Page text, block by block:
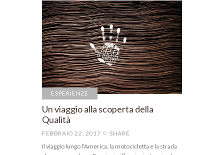
ESPERIENZE
Un viaggio alla scoperta della
Qualità
FEBBRAIO 22, 2017
SHARE
Il viaggio lungo l'America, la motocicletta e la strada